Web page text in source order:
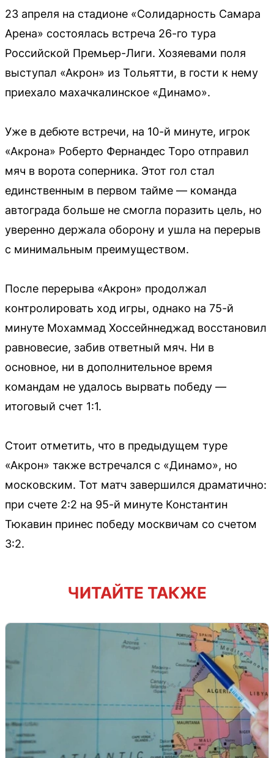
23 апреля на стадионе «Солидарность Самара
Арена» состоялась встреча 26-го тура
Российской Премьер-Лиги. Хозяевами поля
выступал «Акрон» из Тольятти, в гости к нему
приехало махачкалинское «Динамо».
Уже в дебюте встречи, на 10-й минуте, игрок
«Акрона» Роберто Фернандес Торо отправил
мяч в ворота соперника. Этот гол стал
единственным в первом тайме — команда
автограда больше не смогла поразить цель, но
уверенно держала оборону и ушла на перерыв
с минимальным преимуществом.
После перерыва «Акрон» продолжал
контролировать ход игры, однако на 75-й
минуте Мохаммад Хоссейннеджад восстановил
равновесие, забив ответный мяч. Ни в
основное, ни в дополнительное время
командам не удалось вырвать победу —
итоговый счет 1:1.
Стоит отметить, что в предыдущем туре
«Акрон» также встречался с «Динамо», но
московским. Тот матч завершился драматично:
при счете 2:2 на 95-й минуте Константин
Тюкавин принес победу москвичам со счетом
3:2.
ЧИТАЙТЕ ТАКЖЕ